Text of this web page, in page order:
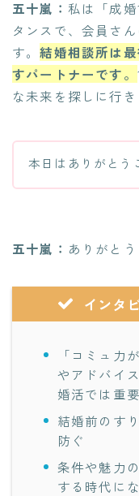
五十嵐： 私は「成
タンスで、会員さ
す。結婚相談所は
すパートナーです。
な未来を探しに行き
本日はありがとう
五十嵐： ありがと
インタ
「コミュ力
やアドバイ
婚活では重要
結婚前のす
防ぐ
条件や魅力
する時代に